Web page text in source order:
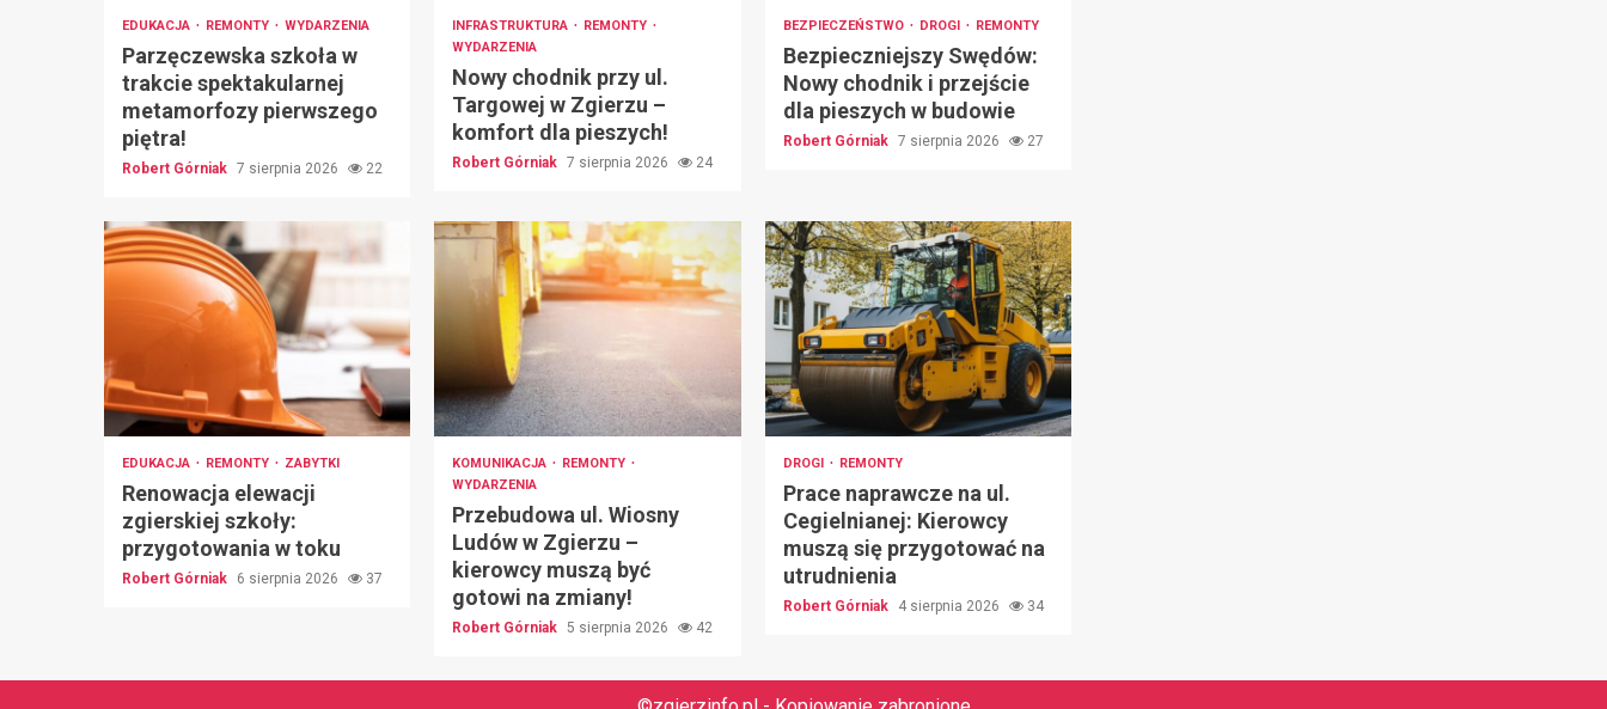
EDUKACJA REMONTY WYDARZENIA
Parzęczewska szkoła w
trakcie spektakularnej
metamorfozy pierwszego
piętra!
Robert Górniak 7 sierpnia 2026 22
INFRASTRUKTURA
REMONTY
WYDARZENIA
Nowy chodnik przy ul.
Targowej w Zgierzu –
komfort dla pieszych!
Robert Górniak 7 sierpnia 2026 24
BEZPIECZEŃSTWO DROGI REMONTY
Bezpieczniejszy Swędów:
Nowy chodnik i przejście
dla pieszych w budowie
Robert Górniak 7 sierpnia 2026 27
EDUKACJA REMONTY ZABYTKI
Renowacja elewacji
zgierskiej szkoły:
przygotowania w toku
Robert Górniak 6 sierpnia 2026 37
KOMUNIKACJA
REMONTY
WYDARZENIA
Przebudowa ul. Wiosny
Ludów w Zgierzu –
kierowcy muszą być
gotowi na zmiany!
Robert Górniak 5 sierpnia 2026 42
DROGI REMONTY
Prace naprawcze na ul.
Cegielnianej: Kierowcy
muszą się przygotować na
utrudnienia
Robert Górniak 4 sierpnia 2026 34